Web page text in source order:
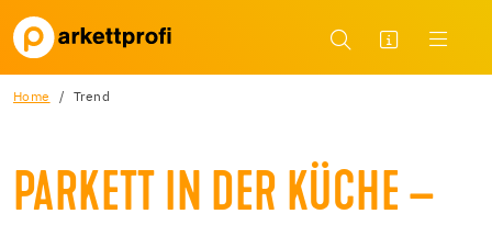
Home Trend
PARKETT IN DER KÜCHE –